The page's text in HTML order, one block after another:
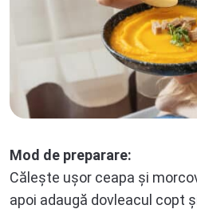
Mod de preparare:
Călește ușor ceapa și
apoi adaugă dovleacul copt